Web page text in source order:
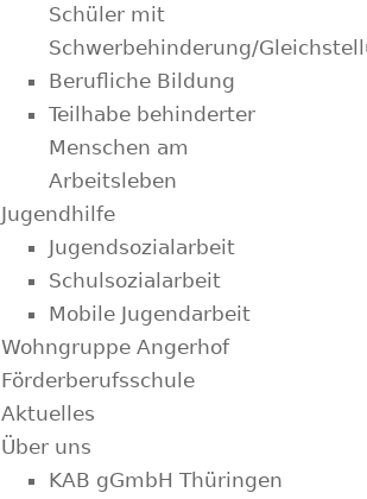
Schüler mit
Schwerbehinderung/
Berufliche Bildung
Teilhabe behinderter
Menschen am
Arbeitsleben
Jugendhilfe
Jugendsozialarbeit
Schulsozialarbeit
Mobile Jugendarbeit
Wohngruppe Angerhof
Förderberufsschule
Aktuelles
Über uns
KAB gGmbH Thüringen